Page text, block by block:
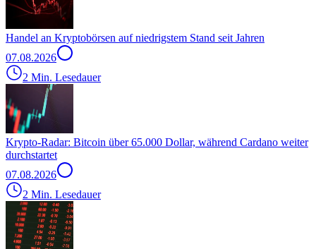
Handel an Kryptobörsen auf niedrigstem Stand seit Jahren
07.08.2026
2 Min. Lesedauer
Krypto-Radar: Bitcoin über 65.000 Dollar, während Cardano weiter
durchstartet
07.08.2026
2 Min. Lesedauer